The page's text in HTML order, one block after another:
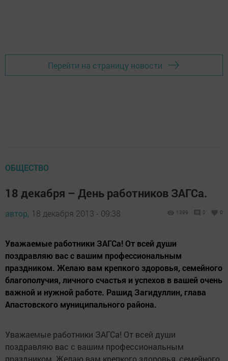
Перейти на страницу новости
ОБЩЕСТВО
18 декабря – День работников ЗАГСа.
автор, 18 декабря 2013 - 09:38 1399 0 0
Уважаемые работники ЗАГСа! От всей души
поздравляю вас с вашим профессиональным
праздником. Желаю вам крепкого здоровья, семейного
благополучия, личного счастья и успехов в вашей очень
важной и нужной работе. Рашид Загидуллин, глава
Апастовского муниципального района.
Уважаемые работники ЗАГСа! От всей души
поздравляю вас с вашим профессиональным
праздником. Желаю вам крепкого здоровья, семейного